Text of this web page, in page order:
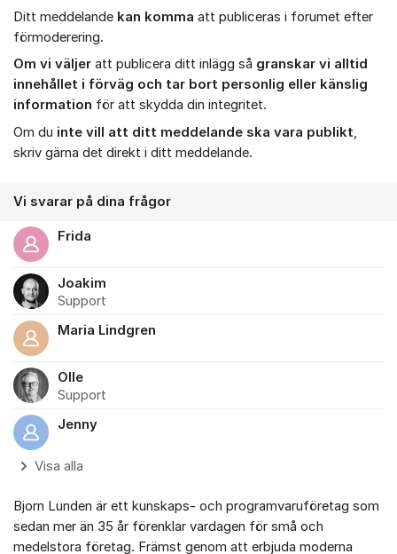
Ditt meddelande kan komma att publiceras i forumet efter
förmoderering.
Om vi väljer att publicera ditt inlägg så granskar vi alltid
innehållet i förväg och tar bort personlig eller känslig
information för att skydda din integritet.
Om du inte vill att ditt meddelande ska vara publikt,
skriv gärna det direkt i ditt meddelande.
Vi svarar på dina frågor
Frida
Joakim
Support
Maria Lindgren
Olle
Support
Jenny
Visa alla
Bjorn Lunden är ett kunskaps- och programvaruföretag som
sedan mer än 35 år förenklar vardagen för små och
medelstora företag. Främst genom att erbjuda moderna